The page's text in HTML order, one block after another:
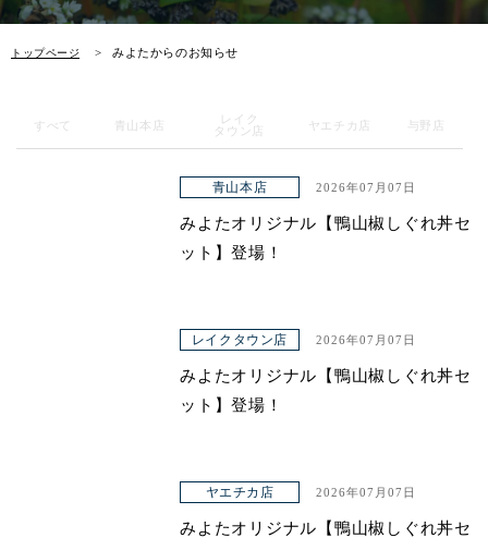
トップページ みよたからのお知らせ
メニュー
お知らせ
アクセス
すべて 青山本店
レイク
タウン店
ヤエチカ店 与野店
青山本店 2026年07月07日
みよたオリジナル【鴨山椒しぐれ丼セ
ット】登場！
レイクタウン店 2026年07月07日
みよたオリジナル【鴨山椒しぐれ丼セ
ット】登場！
ヤエチカ店 2026年07月07日
みよたオリジナル【鴨山椒しぐれ丼セ